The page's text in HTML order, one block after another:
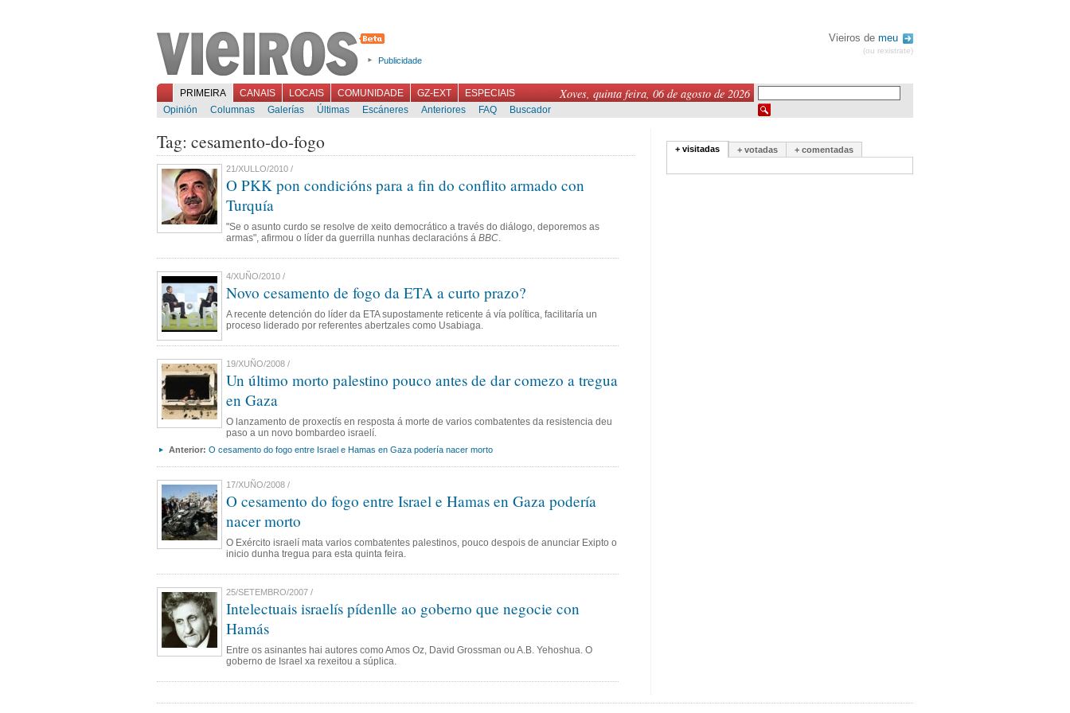
Publicidade
Vieiros de meu
(ou rexistrate)
Xoves, quinta feira, 06 de agosto de 2026
PRIMEIRA CANAIS LOCAIS COMUNIDADE GZ-EXT
ESPECIAIS
Opinión
Columnas Galerías Últimas Escáneres Anteriores FAQ Buscador
Tag: cesamento-do-fogo
21/XULLO/2010 /
O PKK pon condicións para a fin do conflito armado con
Turquía
"Se o asunto curdo se resolve de xeito democrático a través do diálogo, deporemos as
armas", afirmou o líder da guerrilla nunhas declaracións á BBC.
4/XUÑO/2010 /
Novo cesamento de fogo da ETA a curto prazo?
A recente detención do líder da ETA supostamente reticente á vía política, facilitaría un
proceso liderado por referentes abertzales como Usabiaga.
19/XUÑO/2008 /
Un último morto palestino pouco antes de dar comezo a tregua
en Gaza
O lanzamento de proxectís en resposta á morte de varios combatentes da resistencia deu
paso a un novo bombardeo israelí.
Anterior: O cesamento do fogo entre Israel e Hamas en Gaza podería nacer morto
17/XUÑO/2008 /
O cesamento do fogo entre Israel e Hamas en Gaza podería
nacer morto
O Exército israelí mata varios combatentes palestinos, pouco despois de anunciar Exipto o
inicio dunha tregua para esta quinta feira.
25/SETEMBRO/2007 /
Intelectuais israelís pídenlle ao goberno que negocie con
Hamás
Entre os asinantes hai autores como Amos Oz, David Grossman ou A.B. Yehoshua. O
goberno de Israel xa rexeitou a súplica.
+ visitadas + votadas + comentadas